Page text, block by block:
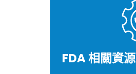
FDA 相關資源